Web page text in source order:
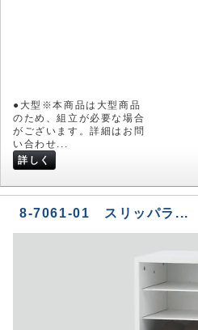
●大型※本商品は大型商品
のため、組立が必要な場合
がございます。詳細はお問
い合わせ...
詳しく
8-7061-01 スリッパラ...